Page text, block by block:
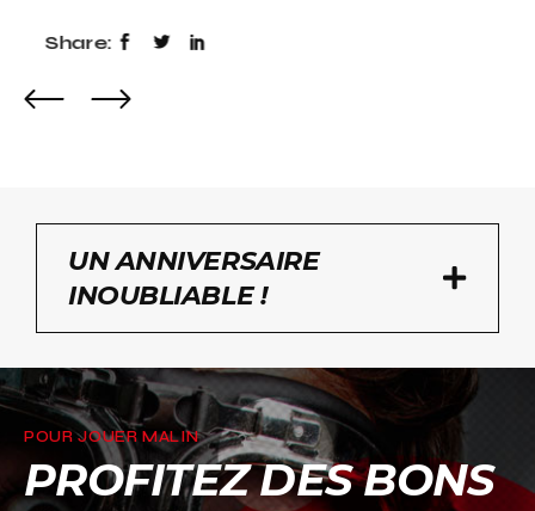
Share:
UN ANNIVERSAIRE
INOUBLIABLE !
POUR JOUER MALIN
PROFITEZ DES BONS